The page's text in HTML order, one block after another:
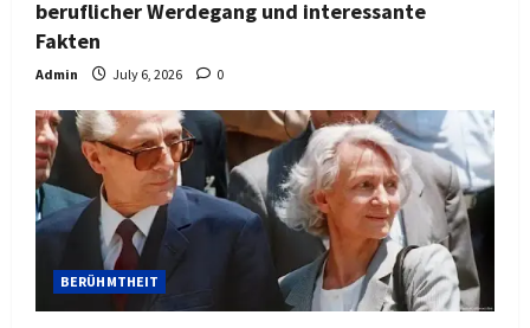
beruflicher Werdegang und interessante
Fakten
Admin July 6, 2026 0
BERÜHMTHEIT